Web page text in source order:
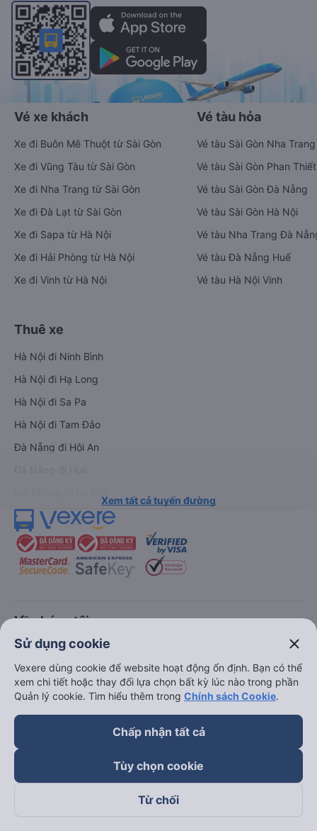
Vé xe khách
Xe đi Buôn Mê Thuột từ Sài Gòn
Xe đi Vũng Tàu từ Sài Gòn
Xe đi Nha Trang từ Sài Gòn
Xe đi Đà Lạt từ Sài Gòn
Xe đi Sapa từ Hà Nội
Xe đi Hải Phòng từ Hà Nội
Xe đi Vinh từ Hà Nội
Vé tàu hỏa
Vé tàu Sài Gòn Nha Trang
Vé tàu Sài Gòn Phan Thiết
Vé tàu Sài Gòn Đà Nẵng
Vé tàu Sài Gòn Hà Nội
Vé tàu Nha Trang Đà
Vé tàu Đà Nẵng Huế
Vé tàu Hà Nội Vinh
Thuê xe
Hà Nội đi Ninh Bình
Hà Nội đi Hạ Long
Hà Nội đi Sa Pa
Hà Nội đi Tam Đảo
Đà Nẵng đi Hội An
Xem tất cả tuyến đường
keyboard_arrow_down
Về chúng tôi
keyboard_arrow_down
Hỗ trợ
Trở thành đối tác
Đối tác thanh toán
Sử dụng cookie close
Vexere dùng cookie để website hoạt động ổn định. Bạn có thể
xem chi tiết hoặc thay đổi lựa chọn bất kỳ lúc nào trong phần
Quản lý cookie. Tìm hiểu thêm trong Chính sách Cookie.
Chấp nhận tất cả
Tùy chọn cookie
Từ chối